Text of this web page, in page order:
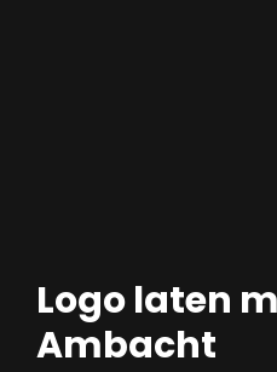
Logo laten
Ambacht